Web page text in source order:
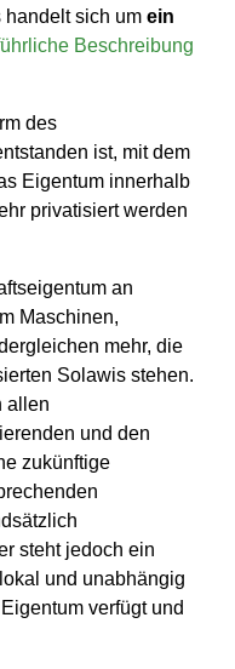
sich um ein
Beschreibung
des
ist, mit dem
Eigentum innerhalb
privatisiert werden
an
Maschinen,
mehr, die
Solawis stehen.
allen
und den
zukünftige
steht jedoch ein
und unabhängig
verfügt und